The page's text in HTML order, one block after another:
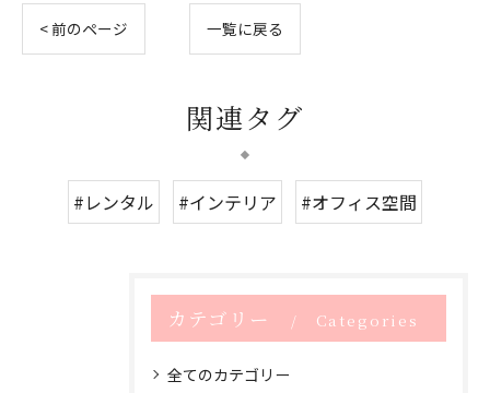
< 前のページ 一覧に戻る
関連タグ
#レンタル #インテリア #オフィス空間
カテゴリー Categories
全てのカテゴリー